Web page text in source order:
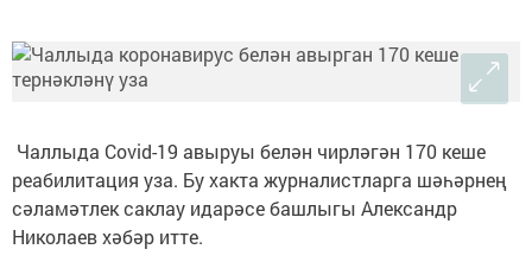
Чаллыда Covid-19 авыруы белән чирләгән 170 кеше
реабилитация уза. Бу хакта журналистларга шәһәрнең
сәламәтлек саклау идарәсе башлыгы Александр
Николаев хәбәр итте.